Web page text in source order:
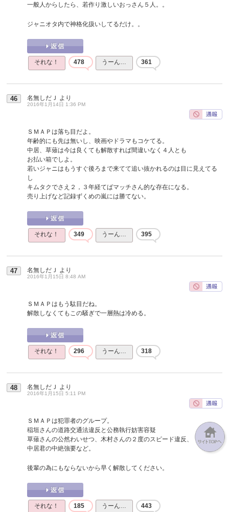
一般人からしたら、若作り激しいおっさん５人。。
ジャニオタ内で神格化扱いしてるだけ。。
それな！ 478 うーん… 361
46 名無しだＪ より
2016年1月14日 1:36 PM
ＳＭＡＰは落ち目だよ。
年齢的にも先は無いし、映画やドラマもコケてる。
中居、草薙は今は良くても解散すれば間違いなく４人とも
お払い箱でしよ。
若いジャニはもうすぐ後ろまで来てて追い抜かれるのは目に見えてる
し
キムタクでさえ２，３年経てばマッチさん的な存在になる。
売り上げなど記録ずくめの嵐には勝てない。
それな！ 349 うーん… 395
47 名無しだＪ より
2016年1月15日 8:48 AM
ＳＭＡＰはもう駄目だね。
解散しなくてもこの騒ぎで一層熱は冷める。
それな！ 296 うーん… 318
48 名無しだＪ より
2016年1月15日 5:11 PM
ＳＭＡＰは犯罪者のグループ。
稲垣さんの道路交通法違反と公務執行妨害容疑
草薙さんの公然わいせつ、木村さんの２度のスピード違反、
中居君の中絶強要など。
後輩の為にもならないから早く解散してください。
それな！ 185 うーん… 443